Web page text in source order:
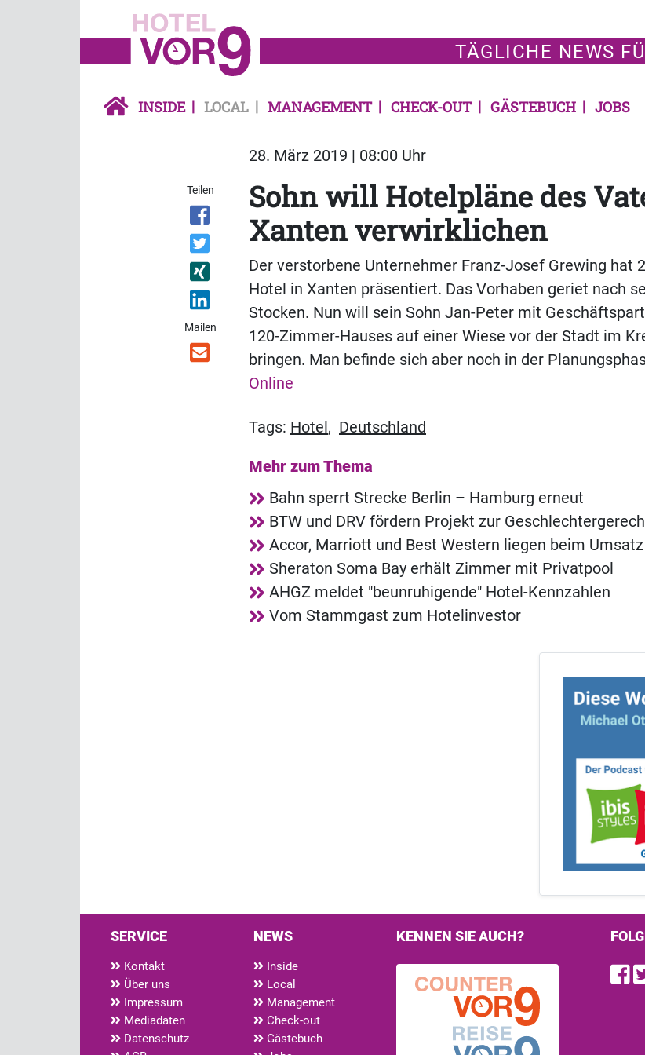
TÄGLICHE NEWS
INSIDE LOCAL MANAGEMENT CHECK-OUT GÄSTEBUCH JOBS
28. März 2019 | 08:00 Uhr
Teilen
Mailen
Sohn will Hotelpläne des
Xanten verwirklichen
Der verstorbene Unternehmer Franz-Josef Grewing hat
Hotel in Xanten präsentiert. Das Vorhaben geriet nach
Stocken. Nun will sein Sohn Jan-Peter mit
120-Zimmer-Hauses auf einer Wiese vor der Stadt im
bringen. Man befinde sich aber noch in der
Online
Tags: Hotel , Deutschland
Mehr zum Thema
Bahn sperrt Strecke Berlin – Hamburg erneut
BTW und DRV fördern Projekt zur
Accor, Marriott und Best Western liegen beim
Sheraton Soma Bay erhält Zimmer mit Privatpool
AHGZ meldet "beunruhigende" Hotel-Kennzahlen
Vom Stammgast zum Hotelinvestor
SERVICE
Kontakt
Über uns
Impressum
Mediadaten
Datenschutz
NEWS
Inside
Local
Management
Check-out
Gästebuch
KENNEN SIE AUCH?